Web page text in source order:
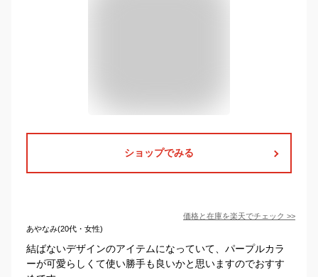
ショップでみる
価格と在庫を楽天でチェック >>
あやなみ(20代・女性)
結ばないデザインのアイテムになっていて、パープルカラ
ーが可愛らしくて使い勝手も良いかと思いますのでおすす